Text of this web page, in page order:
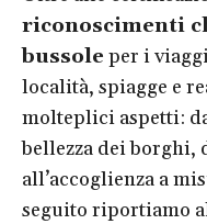
riconoscimenti
bussole per i
località, spiagge e
molteplici aspetti:
bellezza dei
all’accoglienza a
seguito riportiamo